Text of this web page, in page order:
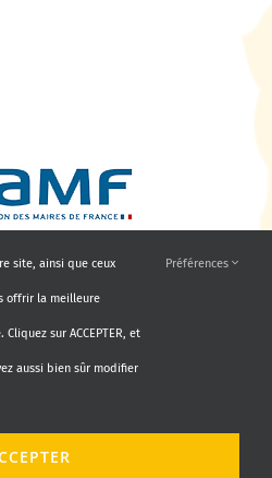
site, ainsi que ceux
offrir la meilleure
sur ACCEPTER, et
aussi bien sûr modifier
Préférences